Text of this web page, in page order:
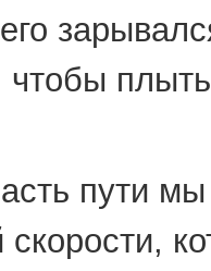
чтобы
пути мы